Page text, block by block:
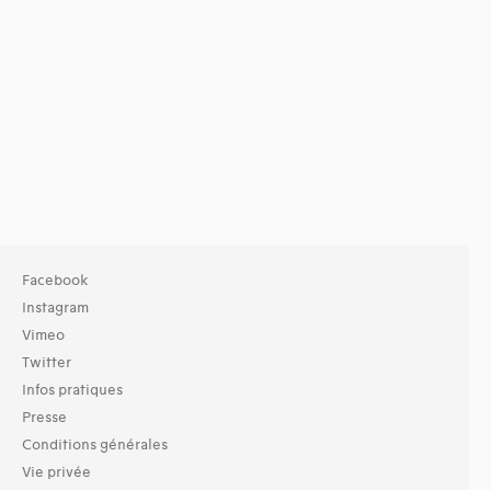
Facebook
Instagram
Vimeo
Twitter
Infos pratiques
Presse
Conditions générales
Vie privée